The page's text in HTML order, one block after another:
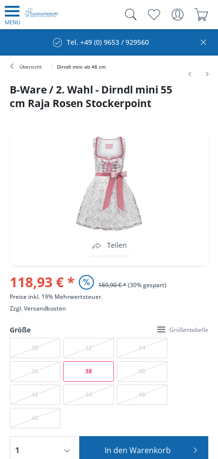
MENÜ
Tel. +49 (0) 9653 / 929560
Übersicht Dirndl mini ab 48 cm
B-Ware / 2. Wahl - Dirndl mini 55
cm Raja Rosen Stockerpoint
Teilen
118,93 € * 169,90 € *(30% gespart)
Preise inkl. 19% Mehrwertsteuer.
Zzgl.Versandkosten
Größe Größentabelle
30 32 34
36 38 40
42 44 46
48
In den Warenkorb